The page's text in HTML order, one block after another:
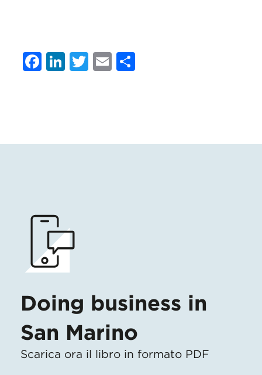
Facebook
LinkedIn
Twitter
Email
Doing business in
San Marino
Scarica ora il libro in formato PDF